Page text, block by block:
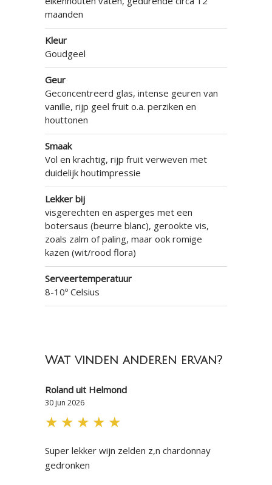
maanden
Kleur
Goudgeel
Geur
Geconcentreerd glas, intense geuren van
vanille, rijp geel fruit o.a. perziken en
houttonen
Smaak
Vol en krachtig, rijp fruit verweven met
duidelijk houtimpressie
Lekker bij
visgerechten en asperges met een
botersaus (beurre blanc), gerookte vis,
zoals zalm of paling, maar ook romige
kazen (wit/rood flora)
Serveertemperatuur
8-10º Celsius
Wat vinden anderen ervan?
Roland uit Helmond
30 jun 2026
★ ★ ★ ★ ★
Super lekker wijn zelden z,n chardonnay
gedronken